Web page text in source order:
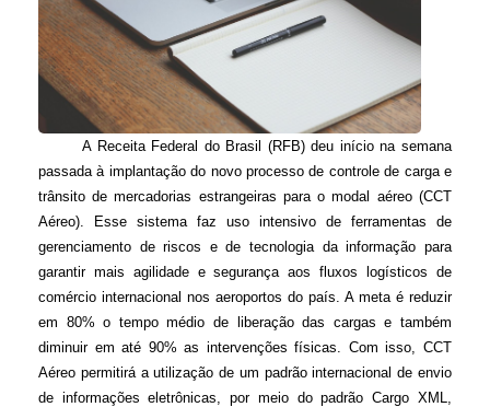
A Receita Federal do Brasil (RFB) deu início na semana
passada à implantação do novo processo de controle de carga e
trânsito de mercadorias estrangeiras para o modal aéreo (CCT
Aéreo). Esse sistema faz uso intensivo de ferramentas de
gerenciamento de riscos e de tecnologia da informação para
garantir mais agilidade e segurança aos fluxos logísticos de
comércio internacional nos aeroportos do país. A meta é reduzir
em 80% o tempo médio de liberação das cargas e também
diminuir em até 90% as intervenções físicas. Com isso, CCT
Aéreo permitirá a utilização de um padrão internacional de envio
de informações eletrônicas, por meio do padrão Cargo XML,